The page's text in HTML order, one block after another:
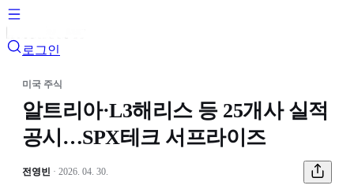
로그인
미국 주식
알트리아·L3해리스 등 25개사 실적
공시…SPX테크 서프라이즈
전영빈 · 2026. 04. 30.